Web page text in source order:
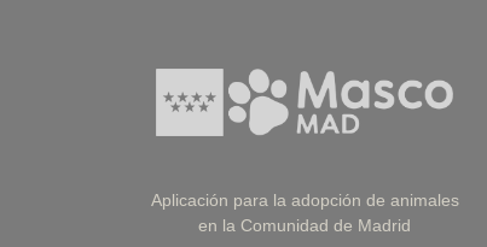
Aplicación para la adopción de animales
en la Comunidad de Madrid